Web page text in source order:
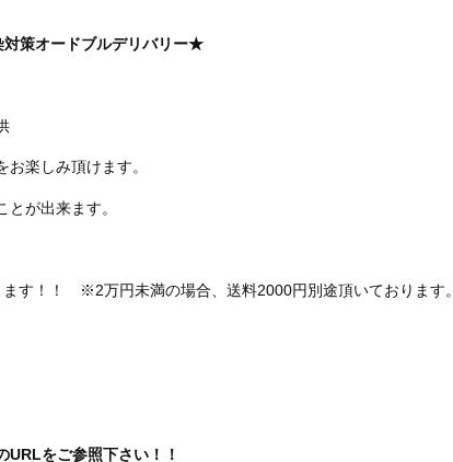
策オードブルデリバリー★
楽しみ頂けます。
が出来ます。
ます！！ ※2万円未満の場合、送料2000円別途頂いております。
URLをご参照下さい！！